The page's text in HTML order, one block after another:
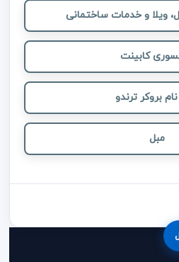
ویلا و خدمات ساختمانی
کابینت
بروکر ترندو
مبل